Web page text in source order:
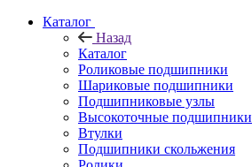
Каталог
Назад
Каталог
Роликовые подшипники
Шариковые подшипники
Подшипниковые узлы
Высокоточные подшипники
Втулки
Подшипники скольжения